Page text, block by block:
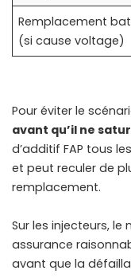
Remplacement
(si cause voltage)
Pour éviter le
avant qu’il ne
d’additif FAP tous
et peut reculer de
remplacement.
Sur les injecteurs, le
assurance
avant que la